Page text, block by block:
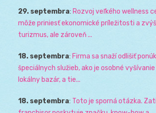
29. septembra: Rozvoj veľkého wellness
môže priniesť ekonomické príležitosti a
turizmus, ale zároveň ...
18. septembra: Firma sa snaží odlišiť
špeciálnych služieb, ako je osobné vyšívanie
lokálny bazár, a tie...
18. septembra: Toto je sporná otázka.